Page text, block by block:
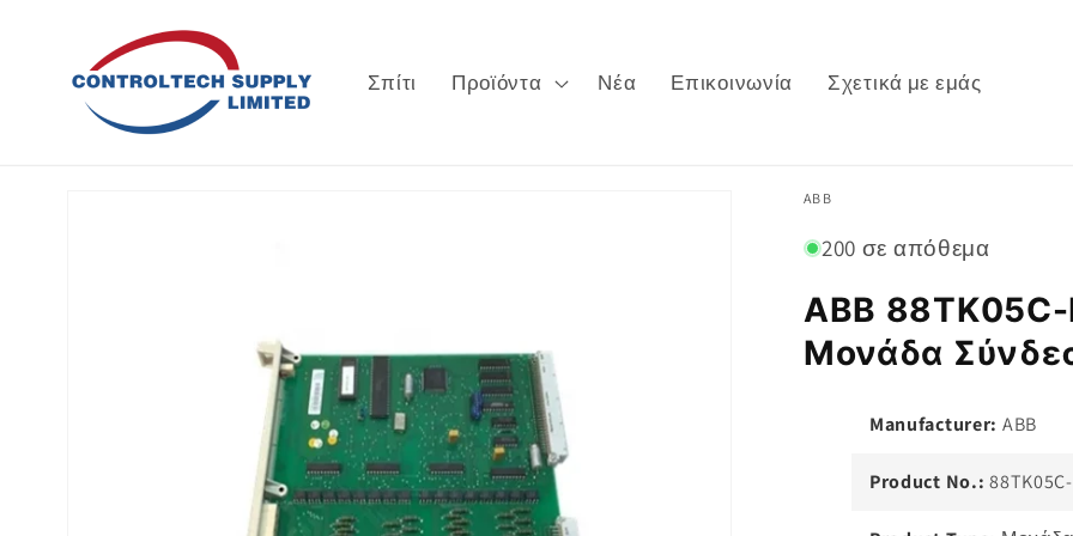
περιεχόμενο
Σπίτι Προϊόντα Νέα Επικοινωνία Σχετικά με εμάς
ABB
200 σε απόθεμα
ABB
Μονάδα
Manufacturer: ABB
Product No.: